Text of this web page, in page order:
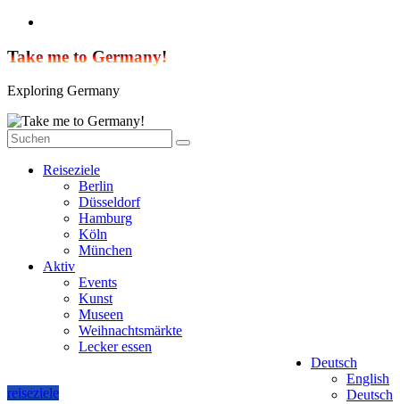
Zum
springen
Take me to Germany!
Exploring Germany
Reiseziele
Berlin
Düsseldorf
Hamburg
Köln
München
Aktiv
Events
Kunst
Museen
Weihnachtsmärkte
Lecker essen
Deutsch
English
Deutsch
reiseziele